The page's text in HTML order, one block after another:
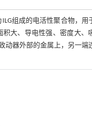
组成的电活性聚合物，用
大、导电性强、密度大、
动器外部的金属上，另一端